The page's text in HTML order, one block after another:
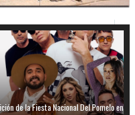
de la Fiesta Nacional Del Pomelo en